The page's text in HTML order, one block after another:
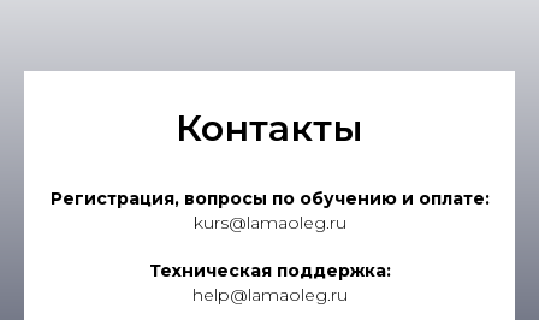
Контакты
Регистрация, вопросы по обучению и оплате:
kurs@lamaoleg.ru
Техническая поддержка:
help@lamaoleg.ru